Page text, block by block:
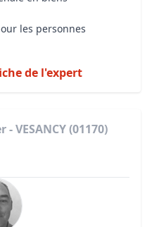
les personnes
de l'expert
VESANCY (01170)